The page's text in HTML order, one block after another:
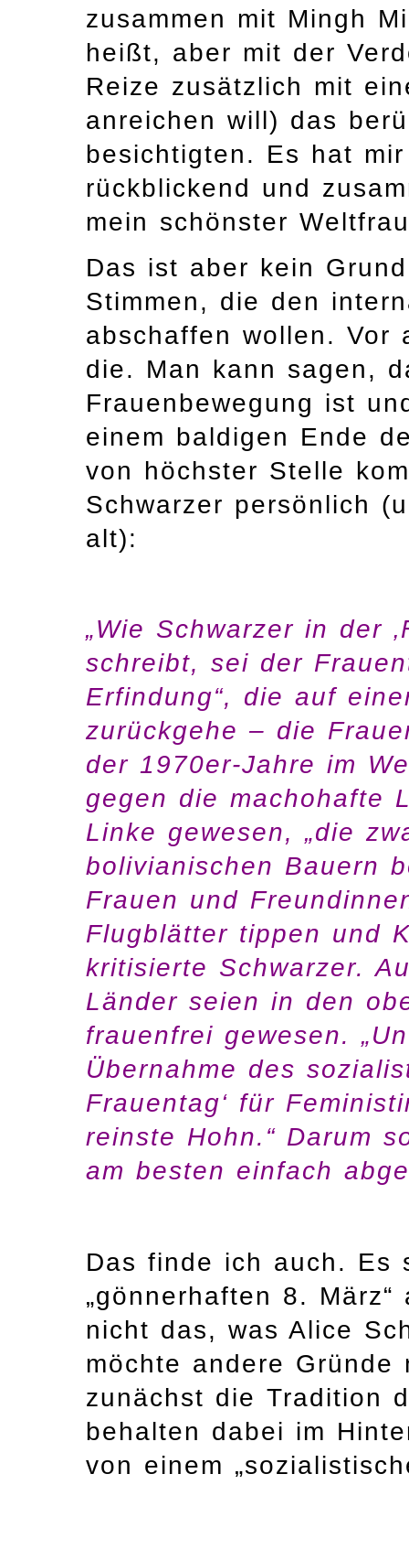
zusammen mit Mingh
heißt, aber mit der
Reize zusätzlich mit
anreichen will) das
besichtigten. Es hat
rückblickend und
mein schönster
Das ist aber kein
Stimmen, die den
abschaffen wollen. Vor
die. Man kann sagen,
Frauenbewegung ist
einem baldigen Ende
von höchster Stelle
Schwarzer persönlich
alt):
„Wie Schwarzer in der
schreibt, sei der
Erfindung“, die auf
zurückgehe – die
der 1970er-Jahre im
gegen die machohafte
Linke gewesen, „die
bolivianischen Bauern
Frauen und
Flugblätter tippen und
kritisierte Schwarzer.
Länder seien in den
frauenfrei gewesen.
Übernahme des
Frauentag‘ für
reinste Hohn.“ Darum
am besten einfach
Das finde ich auch. Es
„gönnerhaften 8.
nicht das, was Alice
möchte andere
zunächst die Tradition
behalten dabei im
von einem